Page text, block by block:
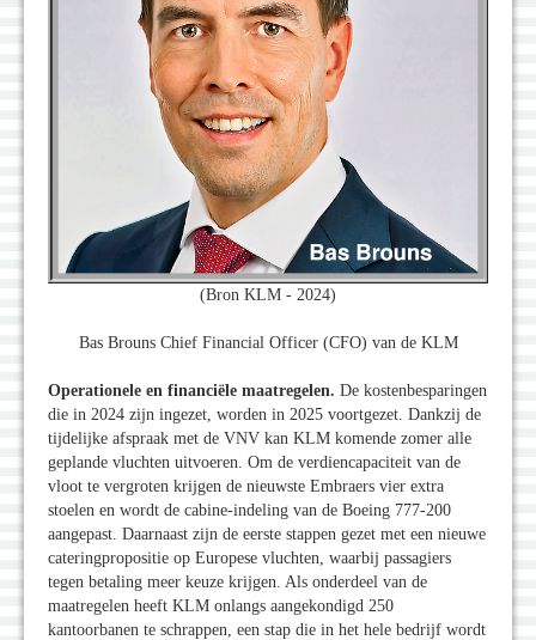
(Bron KLM - 2024)
Bas Brouns Chief Financial Officer (CFO) van de KLM
Operationele en financiële maatregelen. De kostenbesparingen
die in 2024 zijn ingezet, worden in 2025 voortgezet. Dankzij de
tijdelijke afspraak met de VNV kan KLM komende zomer alle
geplande vluchten uitvoeren. Om de verdiencapaciteit van de
vloot te vergroten krijgen de nieuwste Embraers vier extra
stoelen en wordt de cabine-indeling van de Boeing 777-200
aangepast. Daarnaast zijn de eerste stappen gezet met een nieuwe
cateringpropositie op Europese vluchten, waarbij passagiers
tegen betaling meer keuze krijgen. Als onderdeel van de
maatregelen heeft KLM onlangs aangekondigd 250
kantoorbanen te schrappen, een stap die in het hele bedrijf wordt